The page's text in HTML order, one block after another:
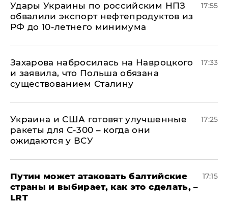
Удары Украины по российским НПЗ
обвалили экспорт нефтепродуктов из
РФ до 10-летнего минимума
17:55
​Захарова набросилась на Навроцкого
и заявила, что Польша обязана
существованием Сталину
17:33
Украина и США готовят улучшенные
ракеты для С-300 – когда они
ожидаются у ВСУ
17:25
Путин может атаковать балтийские
страны и выбирает, как это сделать, –
LRT
17:15